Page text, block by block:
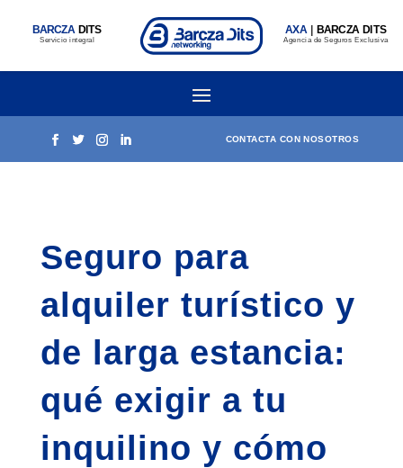
BARCZA DITS
Servicio integral
AXA BARCZA DITS
Agencia de Seguros Exclusiva
CONTACTA CON NOSOTROS
Seguro para
alquiler turístico y
de larga estancia:
qué exigir a tu
inquilino y cómo